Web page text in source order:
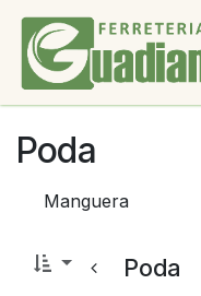
Ir al contenido
Poda
Manguera
Poda